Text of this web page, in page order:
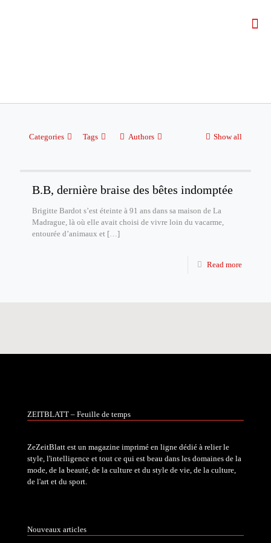
Categories Tags Authors Show all
B.B, dernière braise des bêtes indomptée
Brigitte Bardot s’est éteinte à 91 ans dans sa maison de La
Madrague, là où elle avait choisi de vivre loin du vacarme,
entourée d’animaux et […]
Read more
ZEITBLATT – Feuille de temps
ZeZeitBlatt est un magazine imprimé en ligne dédié à relier le
style, l'intelligence et tout ce qui est beau dans les domaines de la
mode, de la beauté, de la culture et du style de vie, de la culture,
de l'art et du sport.
Nouveaux articles